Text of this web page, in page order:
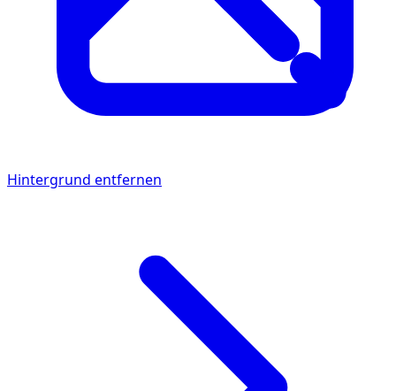
Hintergrund entfernen